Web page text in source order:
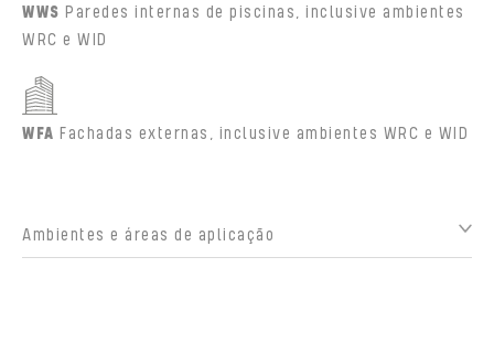
WWS Paredes internas de piscinas, inclusive ambientes
WRC e WID
WFA Fachadas externas, inclusive ambientes WRC e WID
Ambientes e áreas de aplicação